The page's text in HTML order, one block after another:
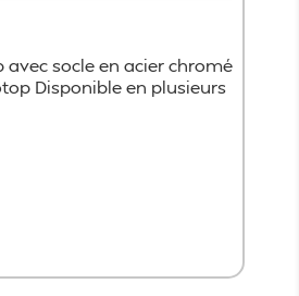
avec socle en acier chromé
Disponible en plusieurs